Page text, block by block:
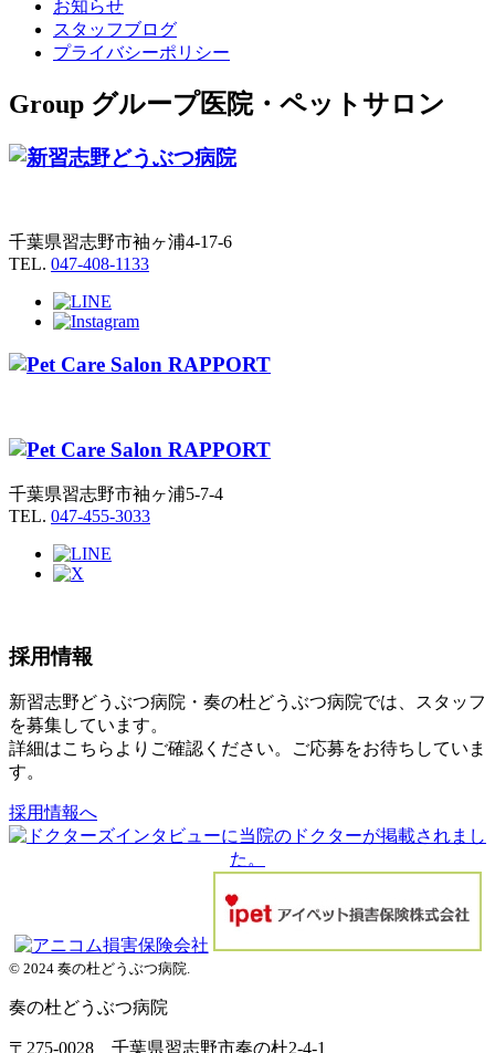
お知らせ
スタッフブログ
プライバシーポリシー
Group グループ医院・ペットサロン
千葉県習志野市袖ヶ浦4-17-6
TEL. 047-408-1133
千葉県習志野市袖ヶ浦5-7-4
TEL. 047-455-3033
採用情報
新習志野どうぶつ病院・奏の杜どうぶつ病院では、スタッフ
を募集しています。
詳細はこちらよりご確認ください。ご応募をお待ちしていま
す。
採用情報へ
© 2024 奏の杜どうぶつ病院.
奏の杜どうぶつ病院
〒275-0028 千葉県習志野市奏の杜2-4-1